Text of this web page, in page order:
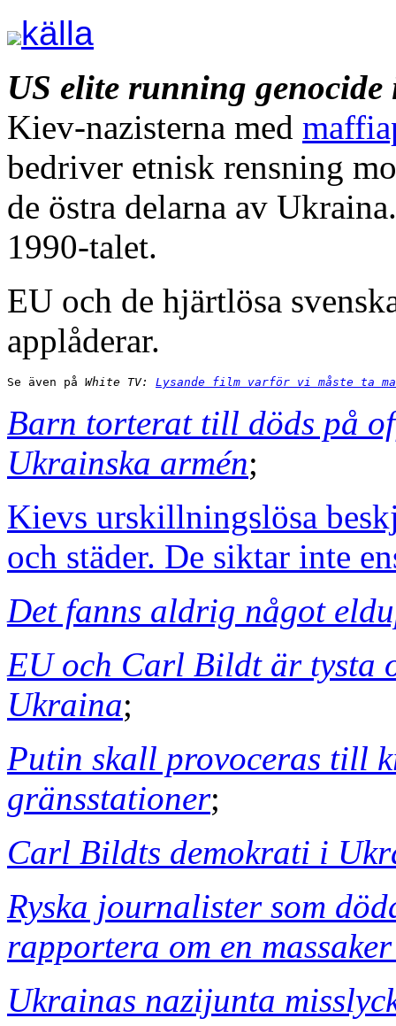
källa
US elite running
Kiev-nazisterna med
bedriver etnisk rensning
de östra delarna av
1990-talet.
EU och de hjärtlösa
applåderar.
Se även på White TV: Lysande film varför vi måste ta
Barn torterat till döds på
Ukrainska armén;
Kievs urskillningslösa
och städer. De siktar inte
Det fanns aldrig något
EU och Carl Bildt är tysta
Ukraina;
Putin skall provoceras till
gränsstationer;
Carl Bildts demokrati i
Ryska journalister som
rapportera om en
Ukrainas nazijunta